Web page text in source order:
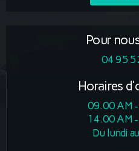
Pour
04 95
Horaires
09.00 AM
14.00 AM
Du lundi